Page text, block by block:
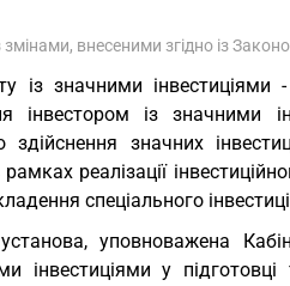
змінами, внесеними згідно із
із значними
інвестором із значними
значних
реалізації
спеціального
уповноважена
у підготовці